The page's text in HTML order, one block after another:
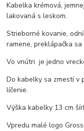
Kabelka krémová,
lakovaná s leskom.
Strieborné kovanie,
ramene, preklápačka
Vo vnútri je jedno
Do kabelky sa zmestí v
líčenie.
Výška kabelky 13 cm
Vpredu malé logo